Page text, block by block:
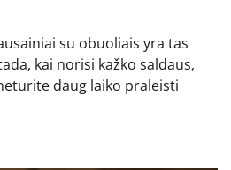
su obuoliais yra tas
kai norisi kažko saldaus,
daug laiko praleisti